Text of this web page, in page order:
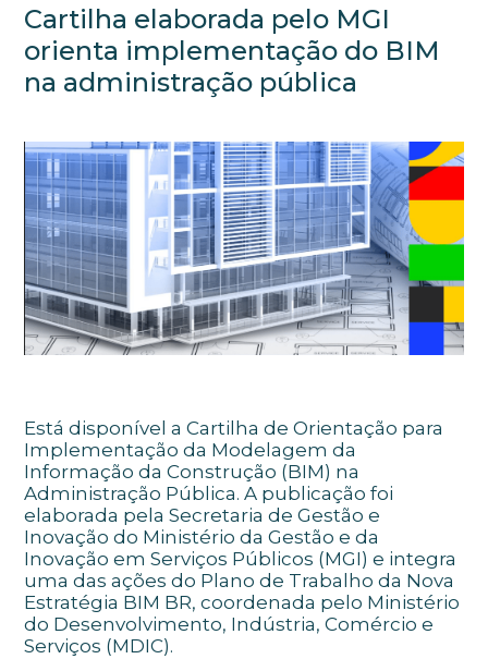
Cartilha elaborada pelo MGI
orienta implementação do BIM
na administração pública
Está disponível a Cartilha de Orientação para
Implementação da Modelagem da
Informação da Construção (BIM) na
Administração Pública. A publicação foi
elaborada pela Secretaria de Gestão e
Inovação do Ministério da Gestão e da
Inovação em Serviços Públicos (MGI) e integra
uma das ações do Plano de Trabalho da Nova
Estratégia BIM BR, coordenada pelo Ministério
do Desenvolvimento, Indústria, Comércio e
Serviços (MDIC).